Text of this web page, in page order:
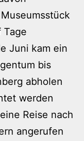
Tage
Juni kam ein
bis
abholen
werden
Reise nach
angerufen